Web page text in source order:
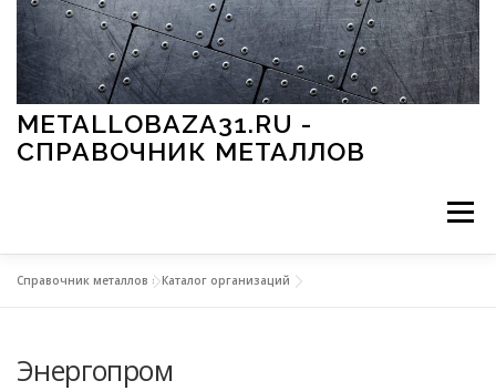
Перейти к содержимому
METALLOBAZA31.RU -
СПРАВОЧНИК МЕТАЛЛОВ
Меню
МЕТАЛЛЫ И ОКРУЖАЮЩАЯ СРЕДА
Справочник металлов »Каталог организаций
Энергопром